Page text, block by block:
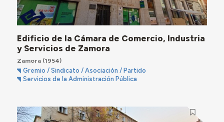
Edificio de la Cámara de Comercio, Industria
y Servicios de Zamora
Zamora(1954)
Gremio / Sindicato / Asociación / Partido
Servicios de la Administración Pública